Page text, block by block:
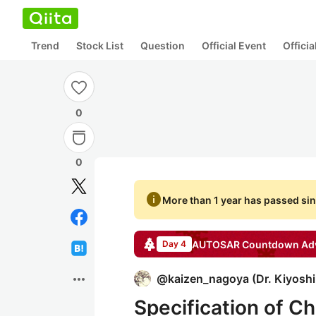
Trend Stock List Question Official Event
0
0
more_horiz
infoMore than 1 year has passed
Day 4 AUTOSAR Countdown
@kaizen_nagoya (Dr.
Specification of